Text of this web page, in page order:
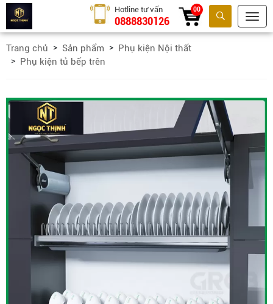
Tìm kiếm
Hotline tư vấn
0888830126
00
Trang chủ Sản phẩm
Phụ kiện Nội thất
Phụ kiện tủ bếp trên